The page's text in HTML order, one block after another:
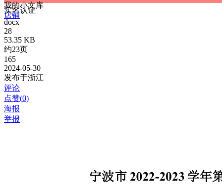
我的小文库
实名认证
店铺
docx
28
53.35 KB
约23页
165
2024-05-30
发布于浙江
评论
点赞(0)
海报
举报